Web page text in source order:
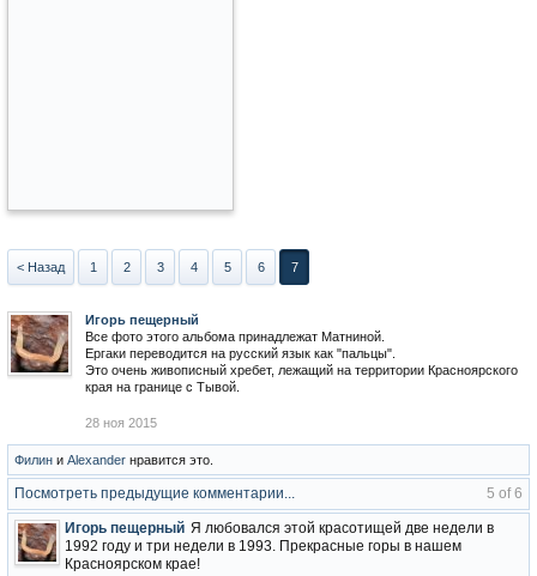
< Назад 1 2 3 4 5 6 7
Игорь пещерный
Все фото этого альбома принадлежат Матниной.
Ергаки переводится на русский язык как "пальцы".
Это очень живописный хребет, лежащий на территории Красноярского
края на границе с Тывой.
28 ноя 2015
Филин и Alexander нравится это.
Посмотреть предыдущие комментарии... 5 of 6
Игорь пещерный Я любовался этой красотищей две недели в
1992 году и три недели в 1993. Прекрасные горы в нашем
Красноярском крае!